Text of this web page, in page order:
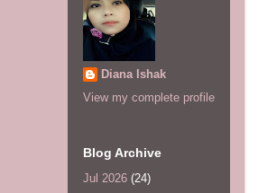
Diana Ishak
View my complete profile
Blog Archive
Jul 2026 (24)